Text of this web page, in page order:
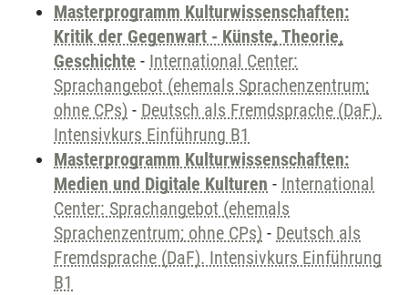
Masterprogramm Kulturwissenschaften:
Kritik der Gegenwart - Künste, Theorie,
Geschichte - International Center:
Sprachangebot (ehemals Sprachenzentrum;
ohne CPs) - Deutsch als Fremdsprache (DaF).
Intensivkurs Einführung B1
Masterprogramm Kulturwissenschaften:
Medien und Digitale Kulturen - International
Center: Sprachangebot (ehemals
Sprachenzentrum; ohne CPs) - Deutsch als
Fremdsprache (DaF). Intensivkurs Einführung
B1